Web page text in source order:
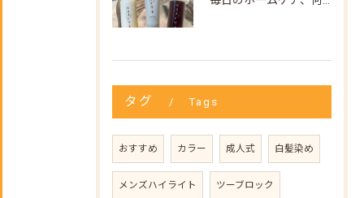
タグ Tags
おすすめ カラー 成人式 白髪染め
メンズハイライト ツーブロック